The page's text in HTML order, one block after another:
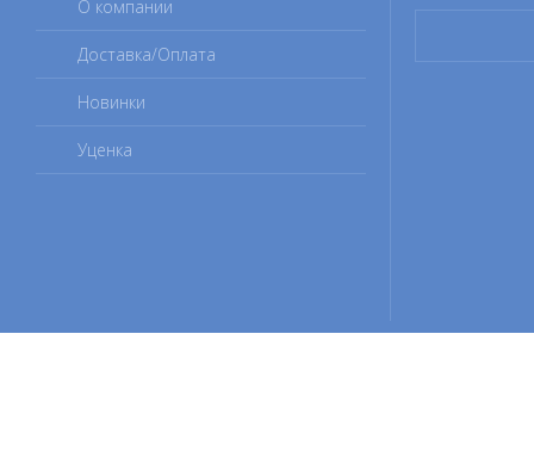
О компании
Доставка/Оплата
Новинки
Уценка